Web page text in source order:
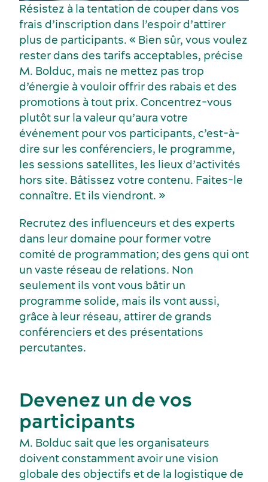
Écoresponsabilité événementielle
Fournisseurs
Activités et expériences
Résistez à la tentation de couper dans vos
frais d’inscription dans l’espoir d’attirer
plus de participants. « Bien sûr, vous voulez
rester dans des tarifs acceptables, précise
M. Bolduc, mais ne mettez pas trop
d’énergie à vouloir offrir des rabais et des
promotions à tout prix. Concentrez-vous
plutôt sur la valeur qu’aura votre
événement pour vos participants, c’est-à-
dire sur les conférenciers, le programme,
les sessions satellites, les lieux d’activités
hors site. Bâtissez votre contenu. Faites-le
connaître. Et ils viendront. »
Recrutez des influenceurs et des experts
dans leur domaine pour former votre
comité de programmation; des gens qui ont
un vaste réseau de relations. Non
seulement ils vont vous bâtir un
programme solide, mais ils vont aussi,
grâce à leur réseau, attirer de grands
conférenciers et des présentations
percutantes.
Devenez un de vos
participants
M. Bolduc sait que les organisateurs
doivent constamment avoir une vision
globale des objectifs et de la logistique de